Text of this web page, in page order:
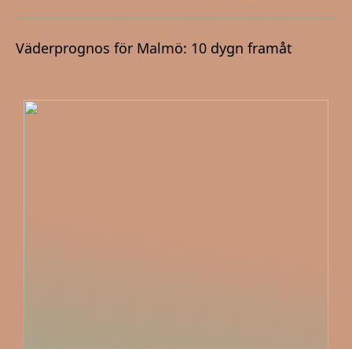
Väderprognos för Malmö: 10 dygn framåt